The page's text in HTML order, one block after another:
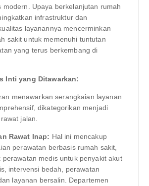
modern. Upaya berkelanjutan rumah
infrastruktur dan
layanannya mencerminkan
sakit untuk memenuhi tuntutan
yang terus berkembang di
Inti yang Ditawarkan:
menawarkan serangkaian layanan
dikategorikan menjadi
jalan.
Rawat Inap: Hal ini mencakup
perawatan berbasis rumah sakit,
perawatan medis untuk penyakit akut
intervensi bedah, perawatan
layanan bersalin. Departemen